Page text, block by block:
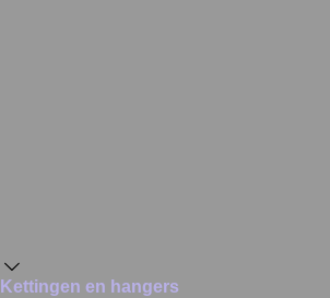
Kettingen en hangers